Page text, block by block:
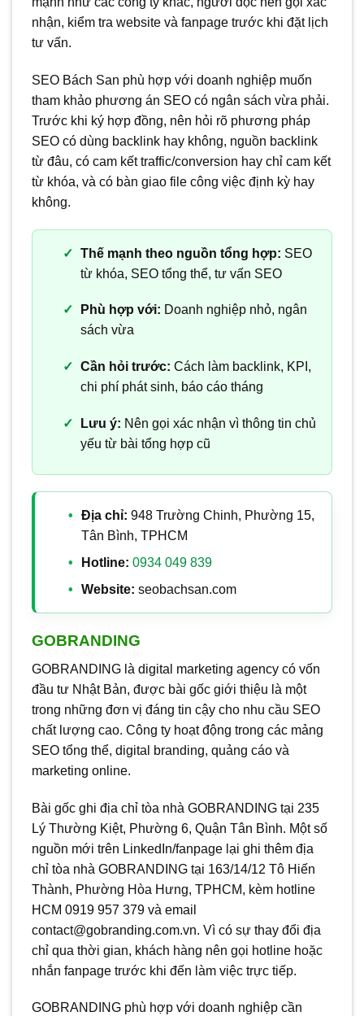
nhận, kiểm tra website và fanpage trước khi đặt lịch
tư vấn.
SEO Bách San phù hợp với doanh nghiệp muốn
tham khảo phương án SEO có ngân sách vừa phải.
Trước khi ký hợp đồng, nên hỏi rõ phương pháp
SEO có dùng backlink hay không, nguồn backlink
từ đâu, có cam kết traffic/conversion hay chỉ cam kết
từ khóa, và có bàn giao file công việc định kỳ hay
không.
Thế mạnh theo nguồn tổng hợp: SEO
từ khóa, SEO tổng thể, tư vấn SEO
Phù hợp với: Doanh nghiệp nhỏ, ngân
sách vừa
Cần hỏi trước: Cách làm backlink, KPI,
chi phí phát sinh, báo cáo tháng
Lưu ý: Nên gọi xác nhận vì thông tin chủ
yếu từ bài tổng hợp cũ
Địa chỉ: 948 Trường Chinh, Phường 15,
Tân Bình, TPHCM
Hotline: 0934 049 839
Website: seobachsan.com
GOBRANDING
GOBRANDING là digital marketing agency có vốn
đầu tư Nhật Bản, được bài gốc giới thiệu là một
trong những đơn vị đáng tin cậy cho nhu cầu SEO
chất lượng cao. Công ty hoạt động trong các mảng
SEO tổng thể, digital branding, quảng cáo và
marketing online.
Bài gốc ghi địa chỉ tòa nhà GOBRANDING tại 235
Lý Thường Kiệt, Phường 6, Quận Tân Bình. Một số
nguồn mới trên LinkedIn/fanpage lại ghi thêm địa
chỉ tòa nhà GOBRANDING tại 163/14/12 Tô Hiến
Thành, Phường Hòa Hưng, TPHCM, kèm hotline
HCM 0919 957 379 và email
contact@gobranding.com.vn. Vì có sự thay đổi địa
chỉ qua thời gian, khách hàng nên gọi hotline hoặc
nhắn fanpage trước khi đến làm việc trực tiếp.
GOBRANDING phù hợp với doanh nghiệp cần